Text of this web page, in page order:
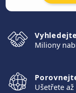
Miliony
Ušetřete až